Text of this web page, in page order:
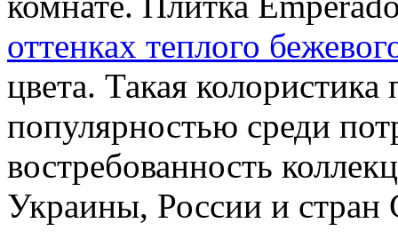
оттенках теплого
цвета. Такая
популярностью среди
востребованность
Украины, России и